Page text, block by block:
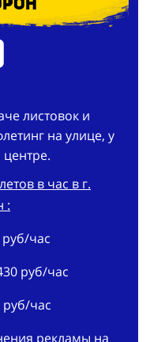
на улице, у
в час в г.
час
руб/час
руб/час
рекламы на